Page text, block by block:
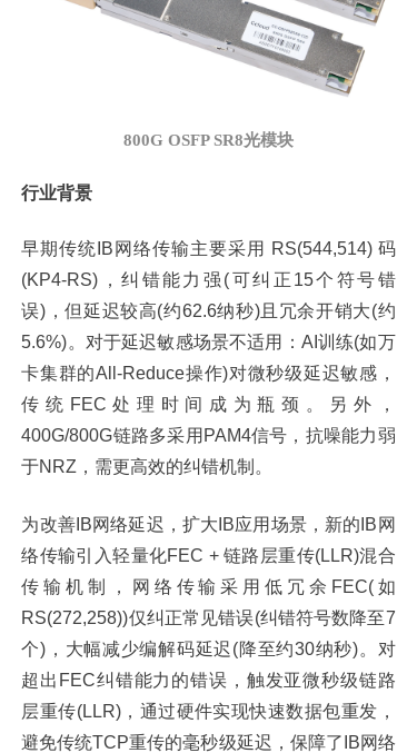
800G OSFP SR8光模块
行业背景
早期传统IB网络传输主要采用 RS(544,514) 码
(KP4-RS)，纠错能力强(可纠正15个符号错
误)，但延迟较高(约62.6纳秒)且冗余开销大(约
5.6%)。对于延迟敏感场景不适用：AI训练(如万
卡集群的All-Reduce操作)对微秒级延迟敏感，
传统FEC处理时间成为瓶颈。另外，
400G/800G链路多采用PAM4信号，抗噪能力弱
于NRZ，需更高效的纠错机制。
为改善IB网络延迟，扩大IB应用场景，新的IB网
络传输引入轻量化FEC + 链路层重传(LLR)混合
传输机制，网络传输采用低冗余FEC(如
RS(272,258))仅纠正常见错误(纠错符号数降至7
个)，大幅减少编解码延迟(降至约30纳秒)。对
超出FEC纠错能力的错误，触发亚微秒级链路
层重传(LLR)，通过硬件实现快速数据包重发，
避免传统TCP重传的毫秒级延迟，保障了IB网络